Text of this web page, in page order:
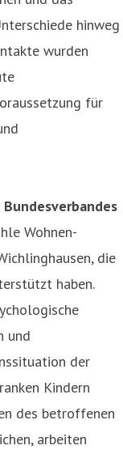
hinweg
wurden
für
Wohnen-
die
haben.
und
der
Kindern
des betroffenen
arbeiten